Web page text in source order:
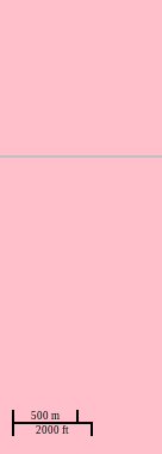
500 m
2000 ft